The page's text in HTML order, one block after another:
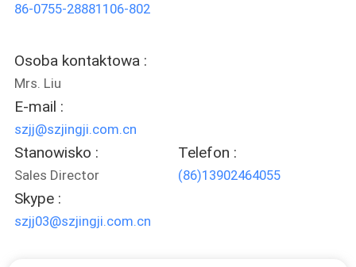
86-0755-28881106-802
Osoba kontaktowa :
Mrs. Liu
E-mail :
szjj@szjingji.com.cn
Stanowisko :
Sales Director
Telefon :
(86)13902464055
Skype :
szjj03@szjingji.com.cn